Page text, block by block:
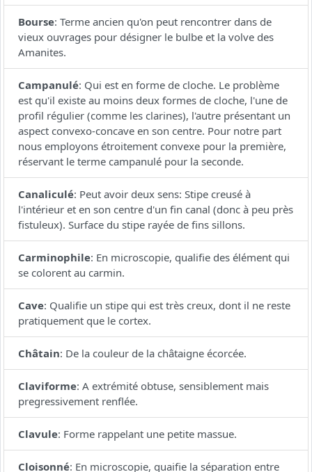
Bourse: Terme ancien qu'on peut rencontrer dans de
vieux ouvrages pour désigner le bulbe et la volve des
Amanites.
Campanulé: Qui est en forme de cloche. Le problème
est qu'il existe au moins deux formes de cloche, l'une de
profil régulier (comme les clarines), l'autre présentant un
aspect convexo-concave en son centre. Pour notre part
nous employons étroitement convexe pour la première,
réservant le terme campanulé pour la seconde.
Canaliculé: Peut avoir deux sens: Stipe creusé à
l'intérieur et en son centre d'un fin canal (donc à peu près
fistuleux). Surface du stipe rayée de fins sillons.
Carminophile: En microscopie, qualifie des élément qui
se colorent au carmin.
Cave: Qualifie un stipe qui est très creux, dont il ne reste
pratiquement que le cortex.
Châtain: De la couleur de la châtaigne écorcée.
Claviforme: A extrémité obtuse, sensiblement mais
pregressivement renflée.
Clavule: Forme rappelant une petite massue.
Cloisonné: En microscopie, quaifie la séparation entre